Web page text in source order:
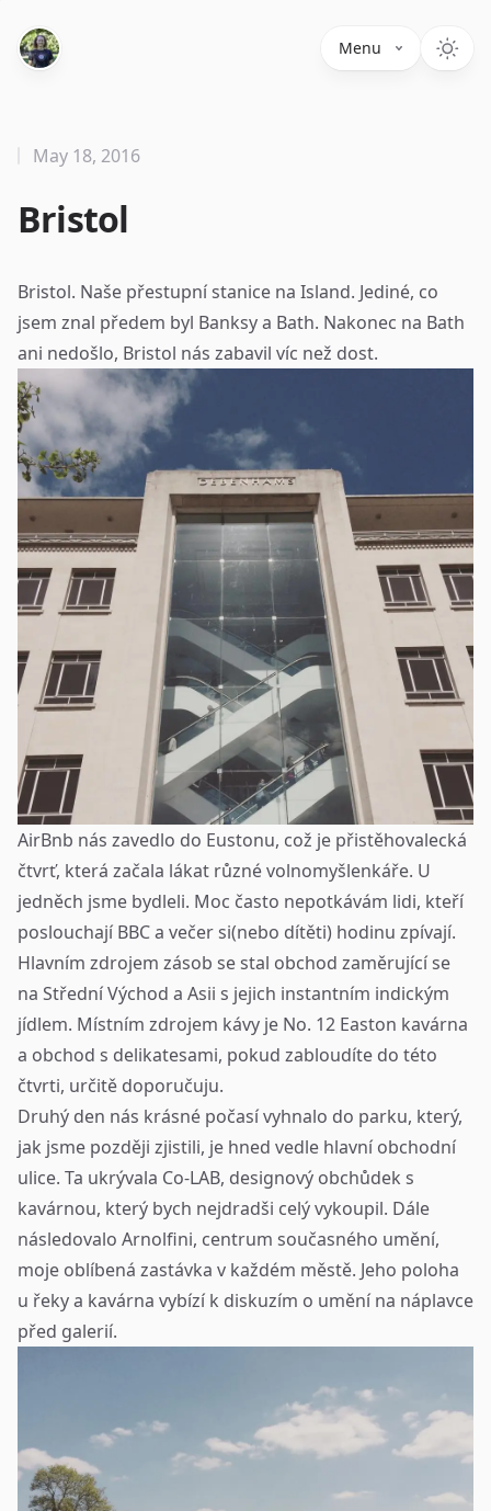
Menu
Bristol
May 18, 2016
Bristol. Naše přestupní stanice na Island. Jediné, co
jsem znal předem byl Banksy a Bath. Nakonec na Bath
ani nedošlo, Bristol nás zabavil víc než dost.
AirBnb nás zavedlo do Eustonu, což je přistěhovalecká
čtvrť, která začala lákat různé volnomyšlenkáře. U
jedněch jsme bydleli. Moc často nepotkávám lidi, kteří
poslouchají BBC a večer si(nebo dítěti) hodinu zpívají.
Hlavním zdrojem zásob se stal obchod zaměrující se
na Střední Východ a Asii s jejich instantním indickým
jídlem. Místním zdrojem kávy je No. 12 Easton kavárna
a obchod s delikatesami, pokud zabloudíte do této
čtvrti, určitě doporučuju.
Druhý den nás krásné počasí vyhnalo do parku, který,
jak jsme později zjistili, je hned vedle hlavní obchodní
ulice. Ta ukrývala Co-LAB, designový obchůdek s
kavárnou, který bych nejdradši celý vykoupil. Dále
následovalo Arnolfini, centrum současného umění,
moje oblíbená zastávka v každém městě. Jeho poloha
u řeky a kavárna vybízí k diskuzím o umění na náplavce
před galerií.